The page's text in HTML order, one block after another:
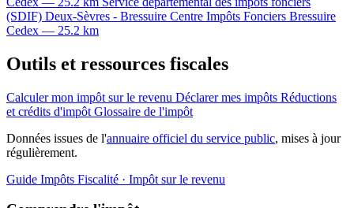
(SDIF) Deux-Sèvres - Bressuire Centre Impôts Fonciers Bressuire
Cedex — 25.2 km
Outils et ressources fiscales
Calculer mon impôt sur le revenu Déclarer mes impôts Réductions
et crédits d'impôt Glossaire de l'impôt
Données issues de l'annuaire officiel du service public, mises à jour
régulièrement.
Guide Impôts Fiscalité · Impôt sur le revenu